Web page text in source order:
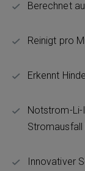
Berechnet
Reinigt pro
Erkennt
Notstrom-Li-
Stromausfall
Innovativer